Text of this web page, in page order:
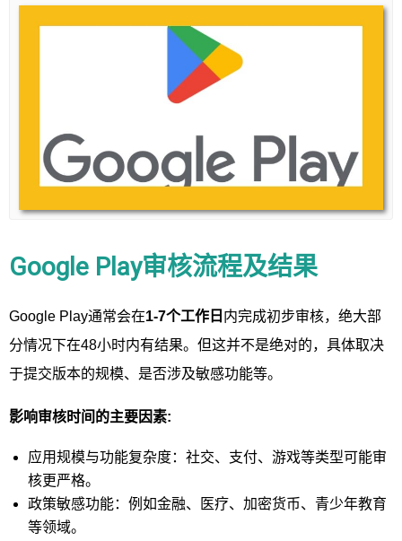
Google Play审核流程及结果
Google Play通常会在1-7个工作日 内完成初步审核，绝大部
分情况下在48小时内有结果。但这并不是绝对的，具体取决
于提交版本的规模、是否涉及敏感功能等。
影响审核时间的主要因素:
应用规模与功能复杂度：社交、支付、游戏等类型可能审
核更严格。
政策敏感功能：例如金融、医疗、加密货币、青少年教育
等领域。